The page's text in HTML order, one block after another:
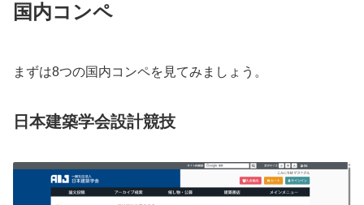
国内コンペ
まずは8つの国内コンペを見てみましょう。
日本建築学会設計競技